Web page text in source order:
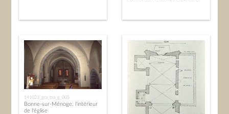
141023_gra_bia_g_005
Bonne-sur-Ménoge. l'intérieur
de l'église